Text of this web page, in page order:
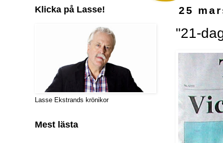
25
"21-
Klicka på Lasse!
Lasse Ekstrands krönikor
Mest lästa